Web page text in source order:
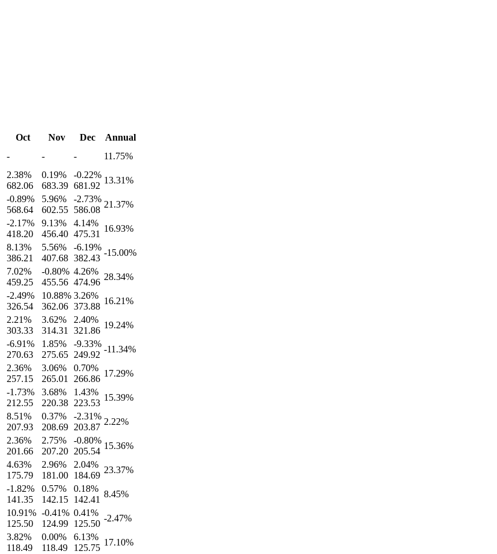
Oct Nov Dec
Annual
- - - 11.75%
2.38%
682.06
0.19%
683.39
-0.22%
681.92
13.31%
-0.89%
568.64
5.96%
602.55
-2.73%
586.08
21.37%
-2.17%
418.20
9.13%
456.40
4.14%
475.31
16.93%
8.13%
386.21
5.56%
407.68
-6.19%
382.43
-15.00%
7.02%
459.25
-0.80%
455.56
4.26%
474.96
28.34%
-2.49%
326.54
10.88%
362.06
3.26%
373.88
16.21%
2.21%
303.33
3.62%
314.31
2.40%
321.86
19.24%
-6.91%
270.63
1.85%
275.65
-9.33%
249.92
-11.34%
2.36%
257.15
3.06%
265.01
0.70%
266.86
17.29%
-1.73%
212.55
3.68%
220.38
1.43%
223.53
15.39%
8.51%
207.93
0.37%
208.69
-2.31%
203.87
2.22%
2.36%
201.66
2.75%
207.20
-0.80%
205.54
15.36%
4.63%
175.79
2.96%
181.00
2.04%
184.69
23.37%
-1.82%
141.35
0.57%
142.15
0.18%
142.41
8.45%
10.91%
125.50
-0.41%
124.99
0.41%
125.50
-2.47%
3.82%
118.49
0.00%
118.49
6.13%
125.75
17.10%